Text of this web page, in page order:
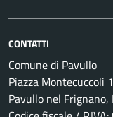
CONTATTI
Comune di Pavullo
Piazza Montecuccoli
Pavullo nel Frignano,